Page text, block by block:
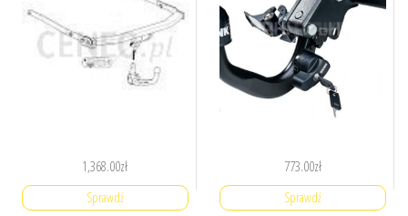
1,368.00zł
Sprawdź
773.00zł
Sprawdź